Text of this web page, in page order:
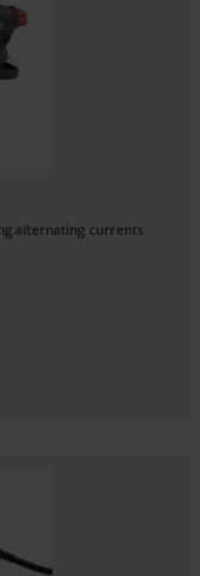
alternating currents